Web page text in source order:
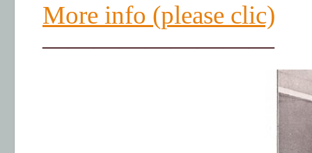
More info (please clic)
—————————